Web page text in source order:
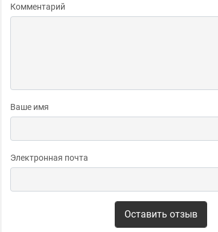
Комментарий
Ваше имя
Электронная почта
Оставить отзыв